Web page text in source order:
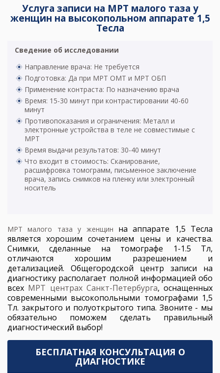
Услуга записи на МРТ малого таза у
женщин на высокопольном аппарате 1,5
Тесла
Сведение об исследовании
Направление врача: Не требуется
Подготовка: Да при МРТ ОМТ и МРТ ОБП
Применение контраста: По назначению врача
Время: 15-30 минут при контрастировании 40-60
минут
Противопоказания и ограничения: Металл и
электронные устройства в теле не совместимые с
МРТ
Время выдачи результатов: 30-40 минут
Что входит в стоимость: Сканирование,
расшифровка томограмм, письменное заключение
врача, запись снимков на пленку или электронный
носитель
МРТ малого таза у женщин
на аппарате 1,5 Тесла
является хорошим сочетанием цены и качества.
Снимки, сделанные на томографе 1-1.5 Тл,
отличаются хорошим разрешением и
детализацией. Общегородской центр записи на
диагностику располагает полной информацией обо
всех МРТ центрах Санкт-Петербурга, оснащенных
современными высокопольными томографами 1,5
Тл. закрытого и полуоткрытого типа. Звоните - мы
обязательно поможем сделать правильный
диагностический выбор!
БЕСПЛАТНАЯ КОНСУЛЬТАЦИЯ О
ДИАГНОСТИКЕ